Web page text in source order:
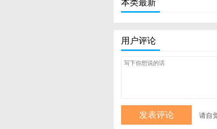
本类最新
用户评论
请自